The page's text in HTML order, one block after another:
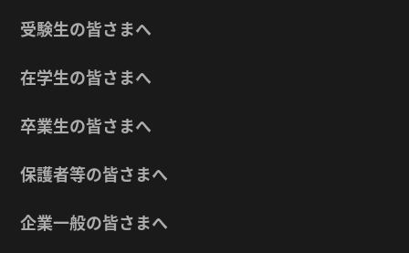
受験生の皆さまへ
在学生の皆さまへ
卒業生の皆さまへ
保護者等の皆さまへ
企業一般の皆さまへ